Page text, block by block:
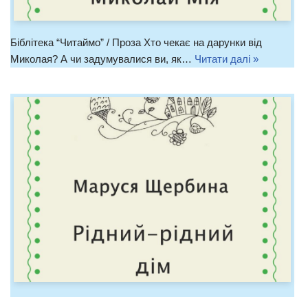
Біблітека “Читаймо” / Проза Хто чекає на дарунки від
Миколая? А чи задумувалися ви, як… Читати далі »